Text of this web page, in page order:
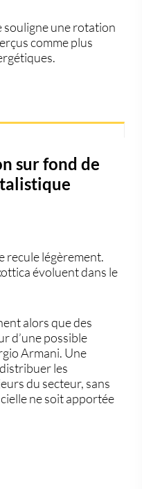
souligne une rotation
comme plus
sur fond de
recule légèrement.
évoluent dans le
alors que des
d’une possible
Armani. Une
les
du secteur, sans
ne soit apportée